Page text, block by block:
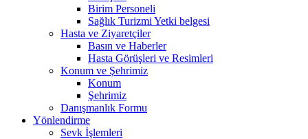
Birim Personeli
Sağlık Turizmi Yetki belgesi
Hasta ve Ziyaretçiler
Basın ve Haberler
Hasta Görüşleri ve Resimleri
Konum ve Şehrimiz
Konum
Şehrimiz
Danışmanlık Formu
Yönlendirme
Sevk İşlemleri